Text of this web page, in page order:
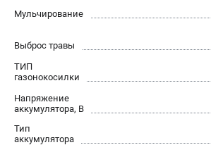
Газонокосилки
Расходные материалы
Садовые райдеры
Садовые тракторы
Средства защиты
Триммеры и мотокосы
Мульчирование
Выброс травы
ТИП
газонокосилки
Напряжение
аккумулятора, В
Тип
аккумулятора